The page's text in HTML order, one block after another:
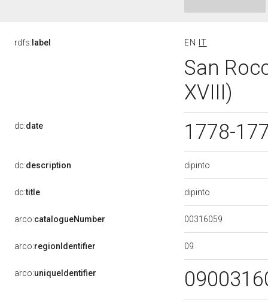
rdfs: label EN IT
San
XVIII)
dc:date 1778-
dc:description dipinto
dc:title dipinto
arco:catalogueNumber 00316059
arco:regionIdentifier 09
arco:uniqueIdentifier